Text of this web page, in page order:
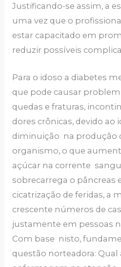
Justificando-se assim, a
uma vez que o
estar capacitado em
reduzir possíveis
Para o idoso a diabetes
que pode causar
quedas e fraturas,
dores crônicas, devido ao
diminuição na produção
organismo, o que
açúcar na corrente
sobrecarrega o pâncreas
cicatrização de feridas, a
crescente números de
justamente em pessoas
Com base nisto,
questão norteadora: Qual